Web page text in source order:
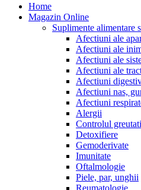
Home
Magazin Online
Suplimente alimentare
Afectiuni ale
Afectiuni ale
Afectiuni ale
Afectiuni ale
Afectiuni
Afectiuni nas,
Afectiuni
Alergii
Controlul
Detoxifiere
Gemoderivate
Imunitate
Oftalmologie
Piele, par, unghii
Reumatologie